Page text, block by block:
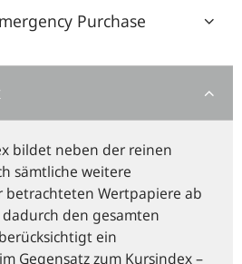
Purchase
bildet neben der reinen
sämtliche weitere
Wertpapiere ab
den gesamten
ein
Gegensatz zum Kursindex –